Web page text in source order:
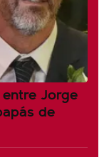
Jorge
de